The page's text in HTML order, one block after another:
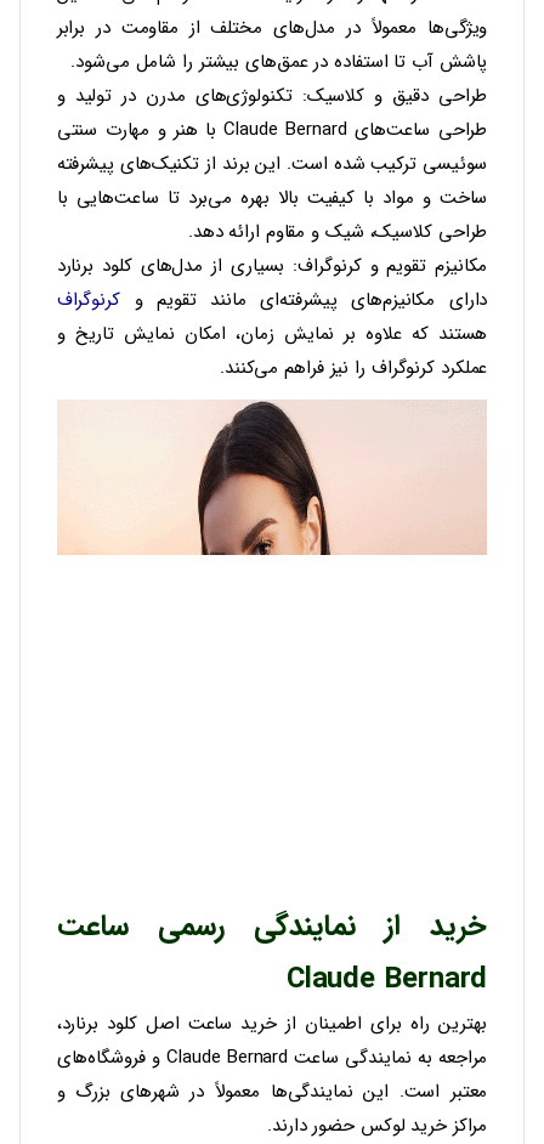
ویژگی‌ها معمولاً در مدل‌های مختلف از مقاومت در برابر
پاشش آب تا استفاده در عمق‌های بیشتر را شامل می‌شود.
طراحی دقیق و کلاسیک: تکنولوژی‌های مدرن در تولید و
طراحی ساعت‌های Claude Bernard با هنر و مهارت سنتی
سوئیسی ترکیب شده است. این برند از تکنیک‌های پیشرفته
ساخت و مواد با کیفیت بالا بهره می‌برد تا ساعت‌هایی با
طراحی کلاسیک، شیک و مقاوم ارائه دهد.
مکانیزم‌ تقویم و کرنوگراف: بسیاری از مدل‌های کلود برنارد
دارای مکانیزم‌های پیشرفته‌ای مانند تقویم وکرنوگراف
هستند که علاوه بر نمایش زمان، امکان نمایش تاریخ و
عملکرد کرنوگراف را نیز فراهم می‌کنند.
خرید از نمایندگی رسمی ساعت
Claude Bernard
بهترین راه برای اطمینان از خرید ساعت اصل کلود برنارد،
مراجعه به نمایندگی ساعت Claude Bernard و فروشگاه‌های
معتبر است. این نمایندگی‌ها معمولاً در شهرهای بزرگ و
مراکز خرید لوکس حضور دارند.